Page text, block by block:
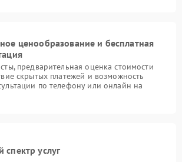
ценообразование и бесплатная
предварительная оценка стоимости
скрытых платежей и возможность
по телефону или онлайн на
услуг